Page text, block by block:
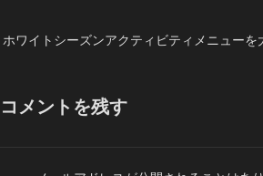
ホワイトシーズンアクティビティメニューを
コメントを残す